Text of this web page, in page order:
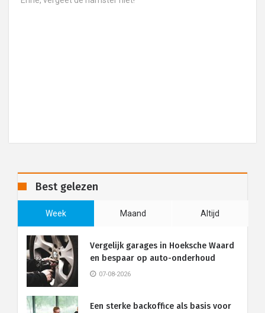
Best gelezen
Week Maand Altijd
Vergelijk garages in Hoeksche Waard
en bespaar op auto-onderhoud
07-08-2026
Een sterke backoffice als basis voor